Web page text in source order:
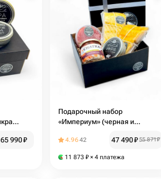
65 990₽
Подарочный набор
«Империум» (черная и
двух видов)
4.9642 47 490₽ 55 871₽
11 873 ₽ × 4 платежа